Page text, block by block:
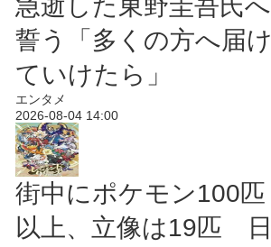
急逝した東野圭吾氏へ
誓う「多くの方へ届け
ていけたら」
エンタメ
2026-08-04 14:00
街中にポケモン100匹
以上、立像は19匹 日